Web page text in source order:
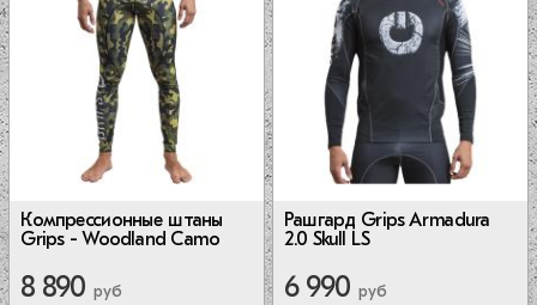
Компрессионные штаны
Grips - Woodland Camo
8 890 руб
Рашгард Grips Armadura
2.0 Skull LS
6 990 руб